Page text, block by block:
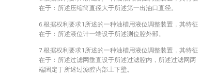
在于：所述压缩筒直径大于所述第一出油口直径。
6.根据权利要求1所述的一种油槽用液位调整装置，其特征
在于：所述液位计一端设于所述测位腔外部。
7.根据权利要求1所述的一种油槽用液位调整装置，其特征
在于：所述过滤网垂直设于所述过滤腔内，所述过滤网两
端固定于所述过滤腔内部上下壁。